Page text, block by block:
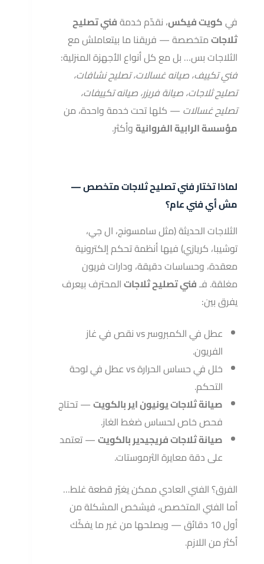
فيكويت فيكس، نقدّم خدمةفني تصليح
ثلاجاتمتخصصة — فريقنا ما بيتعاملش مع
الثلاجات بس… بل مع كل أنواع الأجهزة المنزلية:
فني تكييف، صيانه غسالات، تصليح نشافات،
تصليح ثلاجات، صيانة فريزر، صيانه تكييفات،
تصليح غسالات — كلها تحت خدمة واحدة، من
مؤسسة الرابية الفروانيةوأكثر.
لماذا تختار فني تصليح ثلاجات متخصص —
مش أي فني عام؟
الثلاجات الحديثة (مثل سامسونج، ال جي،
توشيبا، كريازي) فيها أنظمة تحكم إلكترونية
معقدة، وحساسات دقيقة، ودارات فريون
مغلقة. فـفني تصليح ثلاجاتالمحترف بيعرف
يفرق بين:
عطل في الكمبروسر vs نقص في غاز
الفريون.
خلل في حساس الحرارة vs عطل في لوحة
التحكم.
صيانة ثلاجات يونيون اير بالكويت— تحتاج
فحص خاص لحساس ضغط الغاز.
صيانة ثلاجات فريجيدير بالكويت— تعتمد
على دقة معايرة الثرموستات.
الفرق؟ الفني العادي ممكن يغيّر قطعة غلط…
أما الفني المتخصص، فيشخص المشكلة من
أول 10 دقائق — ويصلحها من غير ما يفكّك
أكثر من اللازم.